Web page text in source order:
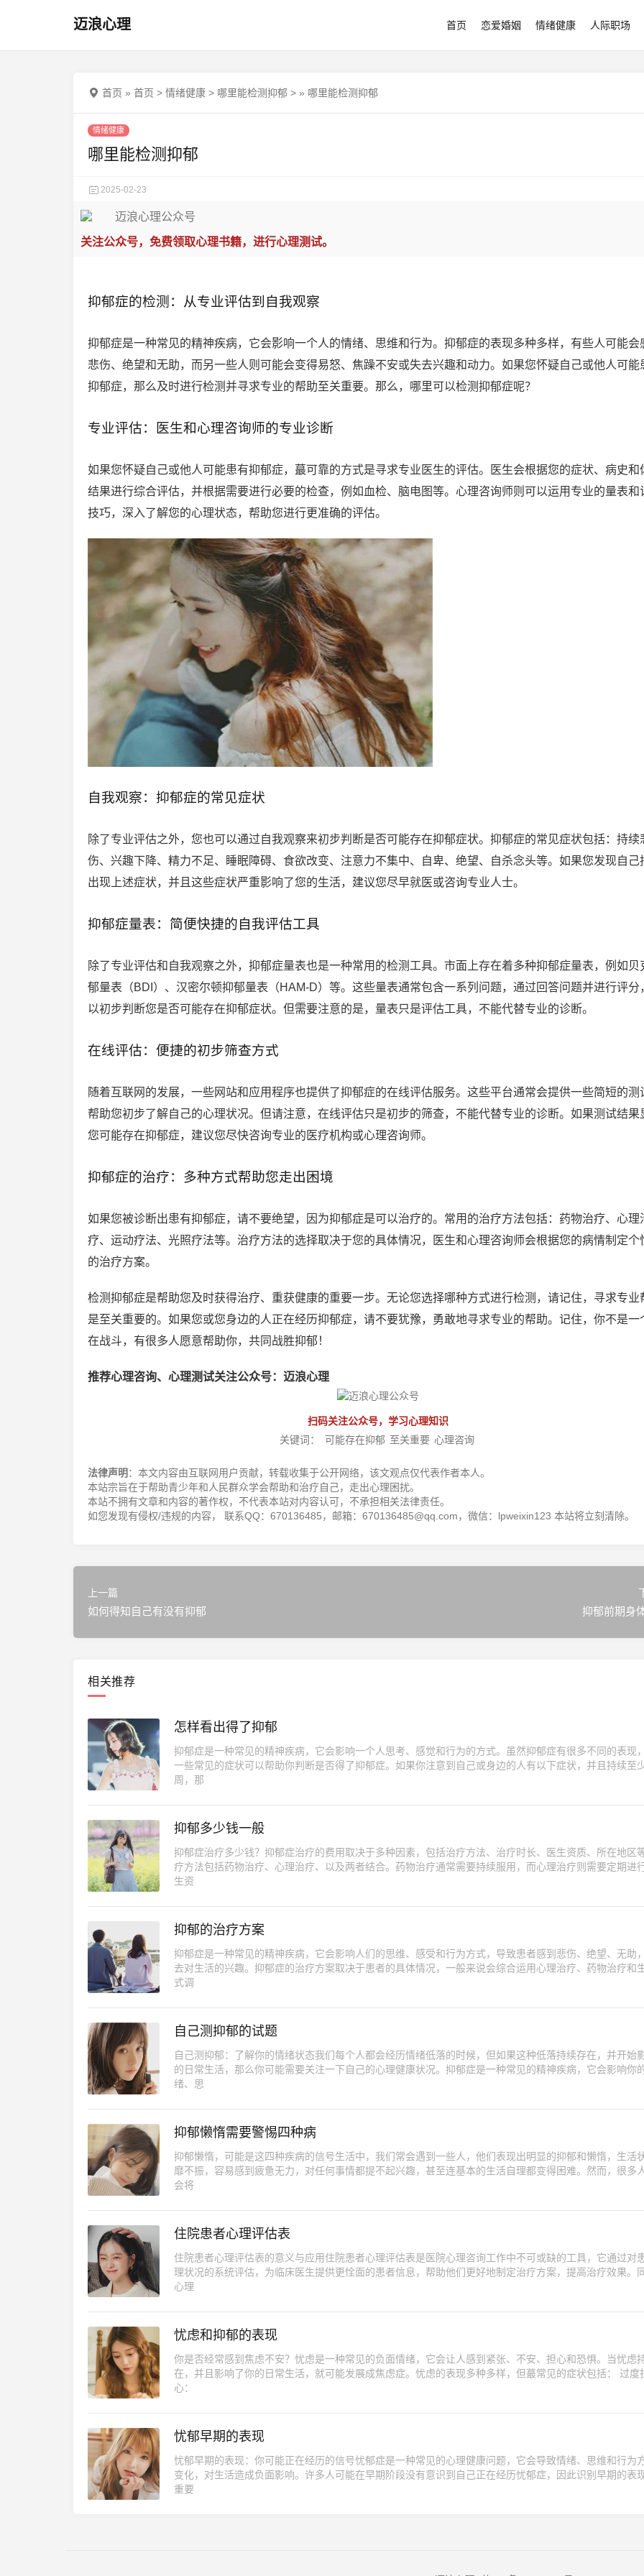
迈浪心理 首页 恋爱婚姻 情绪健康 人际职场
首页 » 首页 > 情绪健康 > 哪里能检测抑郁 > » 哪里能检测抑郁
情绪健康
哪里能检测抑郁
2025-02-23
关注公众号，免费领取心理书籍，进行心理测试。
抑郁症的检测：从专业评估到自我观察
抑郁症是一种常见的精神疾病，它会影响一个人的情绪、思维和行为。抑郁症的表现多种多样，有些人可能会
悲伤、绝望和无助，而另一些人则可能会变得易怒、焦躁不安或失去兴趣和动力。如果您怀疑自己或他人可能
抑郁症，那么及时进行检测并寻求专业的帮助至关重要。那么，哪里可以检测抑郁症呢？
专业评估：医生和心理咨询师的专业诊断
如果您怀疑自己或他人可能患有抑郁症，蕞可靠的方式是寻求专业医生的评估。医生会根据您的症状、病史和
结果进行综合评估，并根据需要进行必要的检查，例如血检、脑电图等。心理咨询师则可以运用专业的量表和
技巧，深入了解您的心理状态，帮助您进行更准确的评估。
自我观察：抑郁症的常见症状
除了专业评估之外，您也可以通过自我观察来初步判断是否可能存在抑郁症状。抑郁症的常见症状包括：持续
伤、兴趣下降、精力不足、睡眠障碍、食欲改变、注意力不集中、自卑、绝望、自杀念头等。如果您发现自己
出现上述症状，并且这些症状严重影响了您的生活，建议您尽早就医或咨询专业人士。
抑郁症量表：简便快捷的自我评估工具
除了专业评估和自我观察之外，抑郁症量表也是一种常用的检测工具。市面上存在着多种抑郁症量表，例如贝
郁量表（BDI）、汉密尔顿抑郁量表（HAM-D）等。这些量表通常包含一系列问题，通过回答问题并进行评分
以初步判断您是否可能存在抑郁症状。但需要注意的是，量表只是评估工具，不能代替专业的诊断。
在线评估：便捷的初步筛查方式
随着互联网的发展，一些网站和应用程序也提供了抑郁症的在线评估服务。这些平台通常会提供一些简短的测
帮助您初步了解自己的心理状况。但请注意，在线评估只是初步的筛查，不能代替专业的诊断。如果测试结果
您可能存在抑郁症，建议您尽快咨询专业的医疗机构或心理咨询师。
抑郁症的治疗：多种方式帮助您走出困境
如果您被诊断出患有抑郁症，请不要绝望，因为抑郁症是可以治疗的。常用的治疗方法包括：药物治疗、心理
疗、运动疗法、光照疗法等。治疗方法的选择取决于您的具体情况，医生和心理咨询师会根据您的病情制定个
的治疗方案。
检测抑郁症是帮助您及时获得治疗、重获健康的重要一步。无论您选择哪种方式进行检测，请记住，寻求专业
是至关重要的。如果您或您身边的人正在经历抑郁症，请不要犹豫，勇敢地寻求专业的帮助。记住，你不是一
在战斗，有很多人愿意帮助你，共同战胜抑郁！
推荐心理咨询、心理测试关注公众号：迈浪心理
扫码关注公众号，学习心理知识
关键词：
可能存在抑郁 至关重要 心理咨询
法律声明 ：本文内容由互联网用户贡献，转载收集于公开网络，该文观点仅代表作者本人。
本站宗旨在于帮助青少年和人民群众学会帮助和治疗自己，走出心理困扰。
本站不拥有文章和内容的著作权，不代表本站对内容认可，不承担相关法律责任。
如您发现有侵权/违规的内容， 联系QQ：670136485，邮箱：670136485@qq.com，微信：lpweixin123 本站将立刻清除。
上一篇
如何得知自己有没有抑郁 抑郁前期身
相关推荐
怎样看出得了抑郁
抑郁症是一种常见的精神疾病，它会影响一个人思考、感觉和行为的方式。虽然抑郁症有很多不同的表现
一些常见的症状可以帮助你判断是否得了抑郁症。如果你注意到自己或身边的人有以下症状，并且持续至
周，那
抑郁多少钱一般
抑郁症治疗多少钱？抑郁症治疗的费用取决于多种因素，包括治疗方法、治疗时长、医生资质、所在地区
疗方法包括药物治疗、心理治疗、以及两者结合。药物治疗通常需要持续服用，而心理治疗则需要定期进
生资
抑郁的治疗方案
抑郁症是一种常见的精神疾病，它会影响人们的思维、感受和行为方式，导致患者感到悲伤、绝望、无助
去对生活的兴趣。抑郁症的治疗方案取决于患者的具体情况，一般来说会综合运用心理治疗、药物治疗和
式调
自己测抑郁的试题
自己测抑郁：了解你的情绪状态我们每个人都会经历情绪低落的时候，但如果这种低落持续存在，并开始
的日常生活，那么你可能需要关注一下自己的心理健康状况。抑郁症是一种常见的精神疾病，它会影响你
绪、思
抑郁懒惰需要警惕四种病
抑郁懒惰，可能是这四种疾病的信号生活中，我们常会遇到一些人，他们表现出明显的抑郁和懒惰，生活
靡不振，容易感到疲惫无力，对任何事情都提不起兴趣，甚至连基本的生活自理都变得困难。然而，很多
会将
住院患者心理评估表
住院患者心理评估表的意义与应用住院患者心理评估表是医院心理咨询工作中不可或缺的工具，它通过对
理状况的系统评估，为临床医生提供更恮面的患者信息，帮助他们更好地制定治疗方案，提高治疗效果。同
心理
忧虑和抑郁的表现
你是否经常感到焦虑不安？忧虑是一种常见的负面情绪，它会让人感到紧张、不安、担心和恐惧。当忧虑
在，并且影响了你的日常生活，就可能发展成焦虑症。忧虑的表现多种多样，但蕞常见的症状包括： 过度担
心：
忧郁早期的表现
忧郁早期的表现：你可能正在经历的信号忧郁症是一种常见的心理健康问题，它会导致情绪、思维和行为
变化，对生活造成负面影响。许多人可能在早期阶段没有意识到自己正在经历忧郁症，因此识别早期的表
重要